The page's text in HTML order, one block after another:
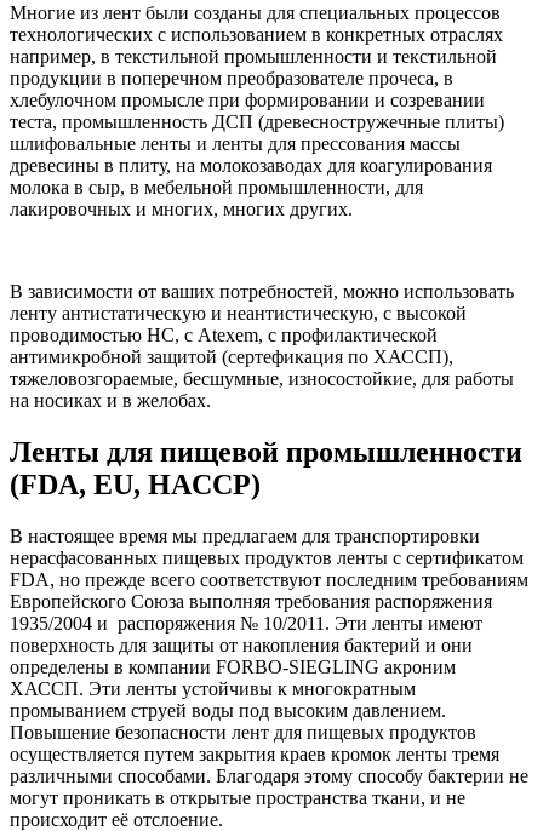
Многие из лент были созданы для специальных процессов
технологических с использованием в конкретных отраслях
например, в текстильной промышленности и текстильной
продукции в поперечном преобразователе прочеса, в
хлебулочном промысле при формировании и созревании
теста, промышленность ДСП (древесностружечные плиты)
шлифовальные ленты и ленты для прессования массы
древесины в плиту, на молокозаводах для коагулирования
молока в сыр, в мебельной промышленности, для
лакировочных и многих, многих других.
В зависимости от ваших потребностей, можно использовать
ленту антистатическую и неантистическую, с высокой
проводимостью HC, с Atexem, с профилактической
антимикробной защитой (сертефикация по ХАССП),
тяжеловозгораемые, бесшумные, износостойкие, для работы
на носиках и в желобах.
Ленты для пищевой промышленности
(FDA, EU, HACCP)
В настоящее время мы предлагаем для транспортировки
нерасфасованных пищевых продуктов ленты с сертификатом
FDA, но прежде всего соответствуют последним требованиям
Европейского Союза выполняя требования распоряжения
1935/2004 и распоряжения № 10/2011. Эти ленты имеют
поверхность для защиты от накопления бактерий и они
определены в компании FORBO-SIEGLING акроним
ХАССП. Эти ленты устойчивы к многократным
промыванием струей воды под высоким давлением.
Повышение безопасности лент для пищевых продуктов
осуществляется путем закрытия краев кромок ленты тремя
различными способами. Благодаря этому способу бактерии не
могут проникать в открытые пространства ткани, и не
происходит её отслоение.